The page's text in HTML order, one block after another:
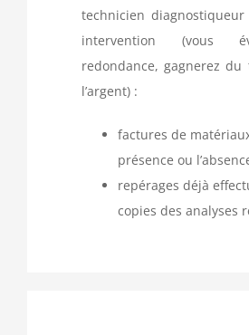
technicien
intervention (vous
redondance, gagnerez
l’argent) :
factures de
présence ou
repérages déjà
copies des analyses